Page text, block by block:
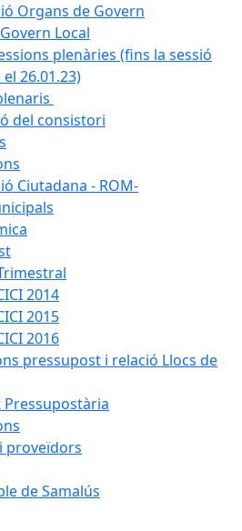
Organs de Govern
Local
plenàries (fins la sessió
26.01.23)
del consistori
Ciutadana - ROM-
2014
2015
2016
pressupost i relació Llocs de
Pressupostària
proveïdors
de Samalús